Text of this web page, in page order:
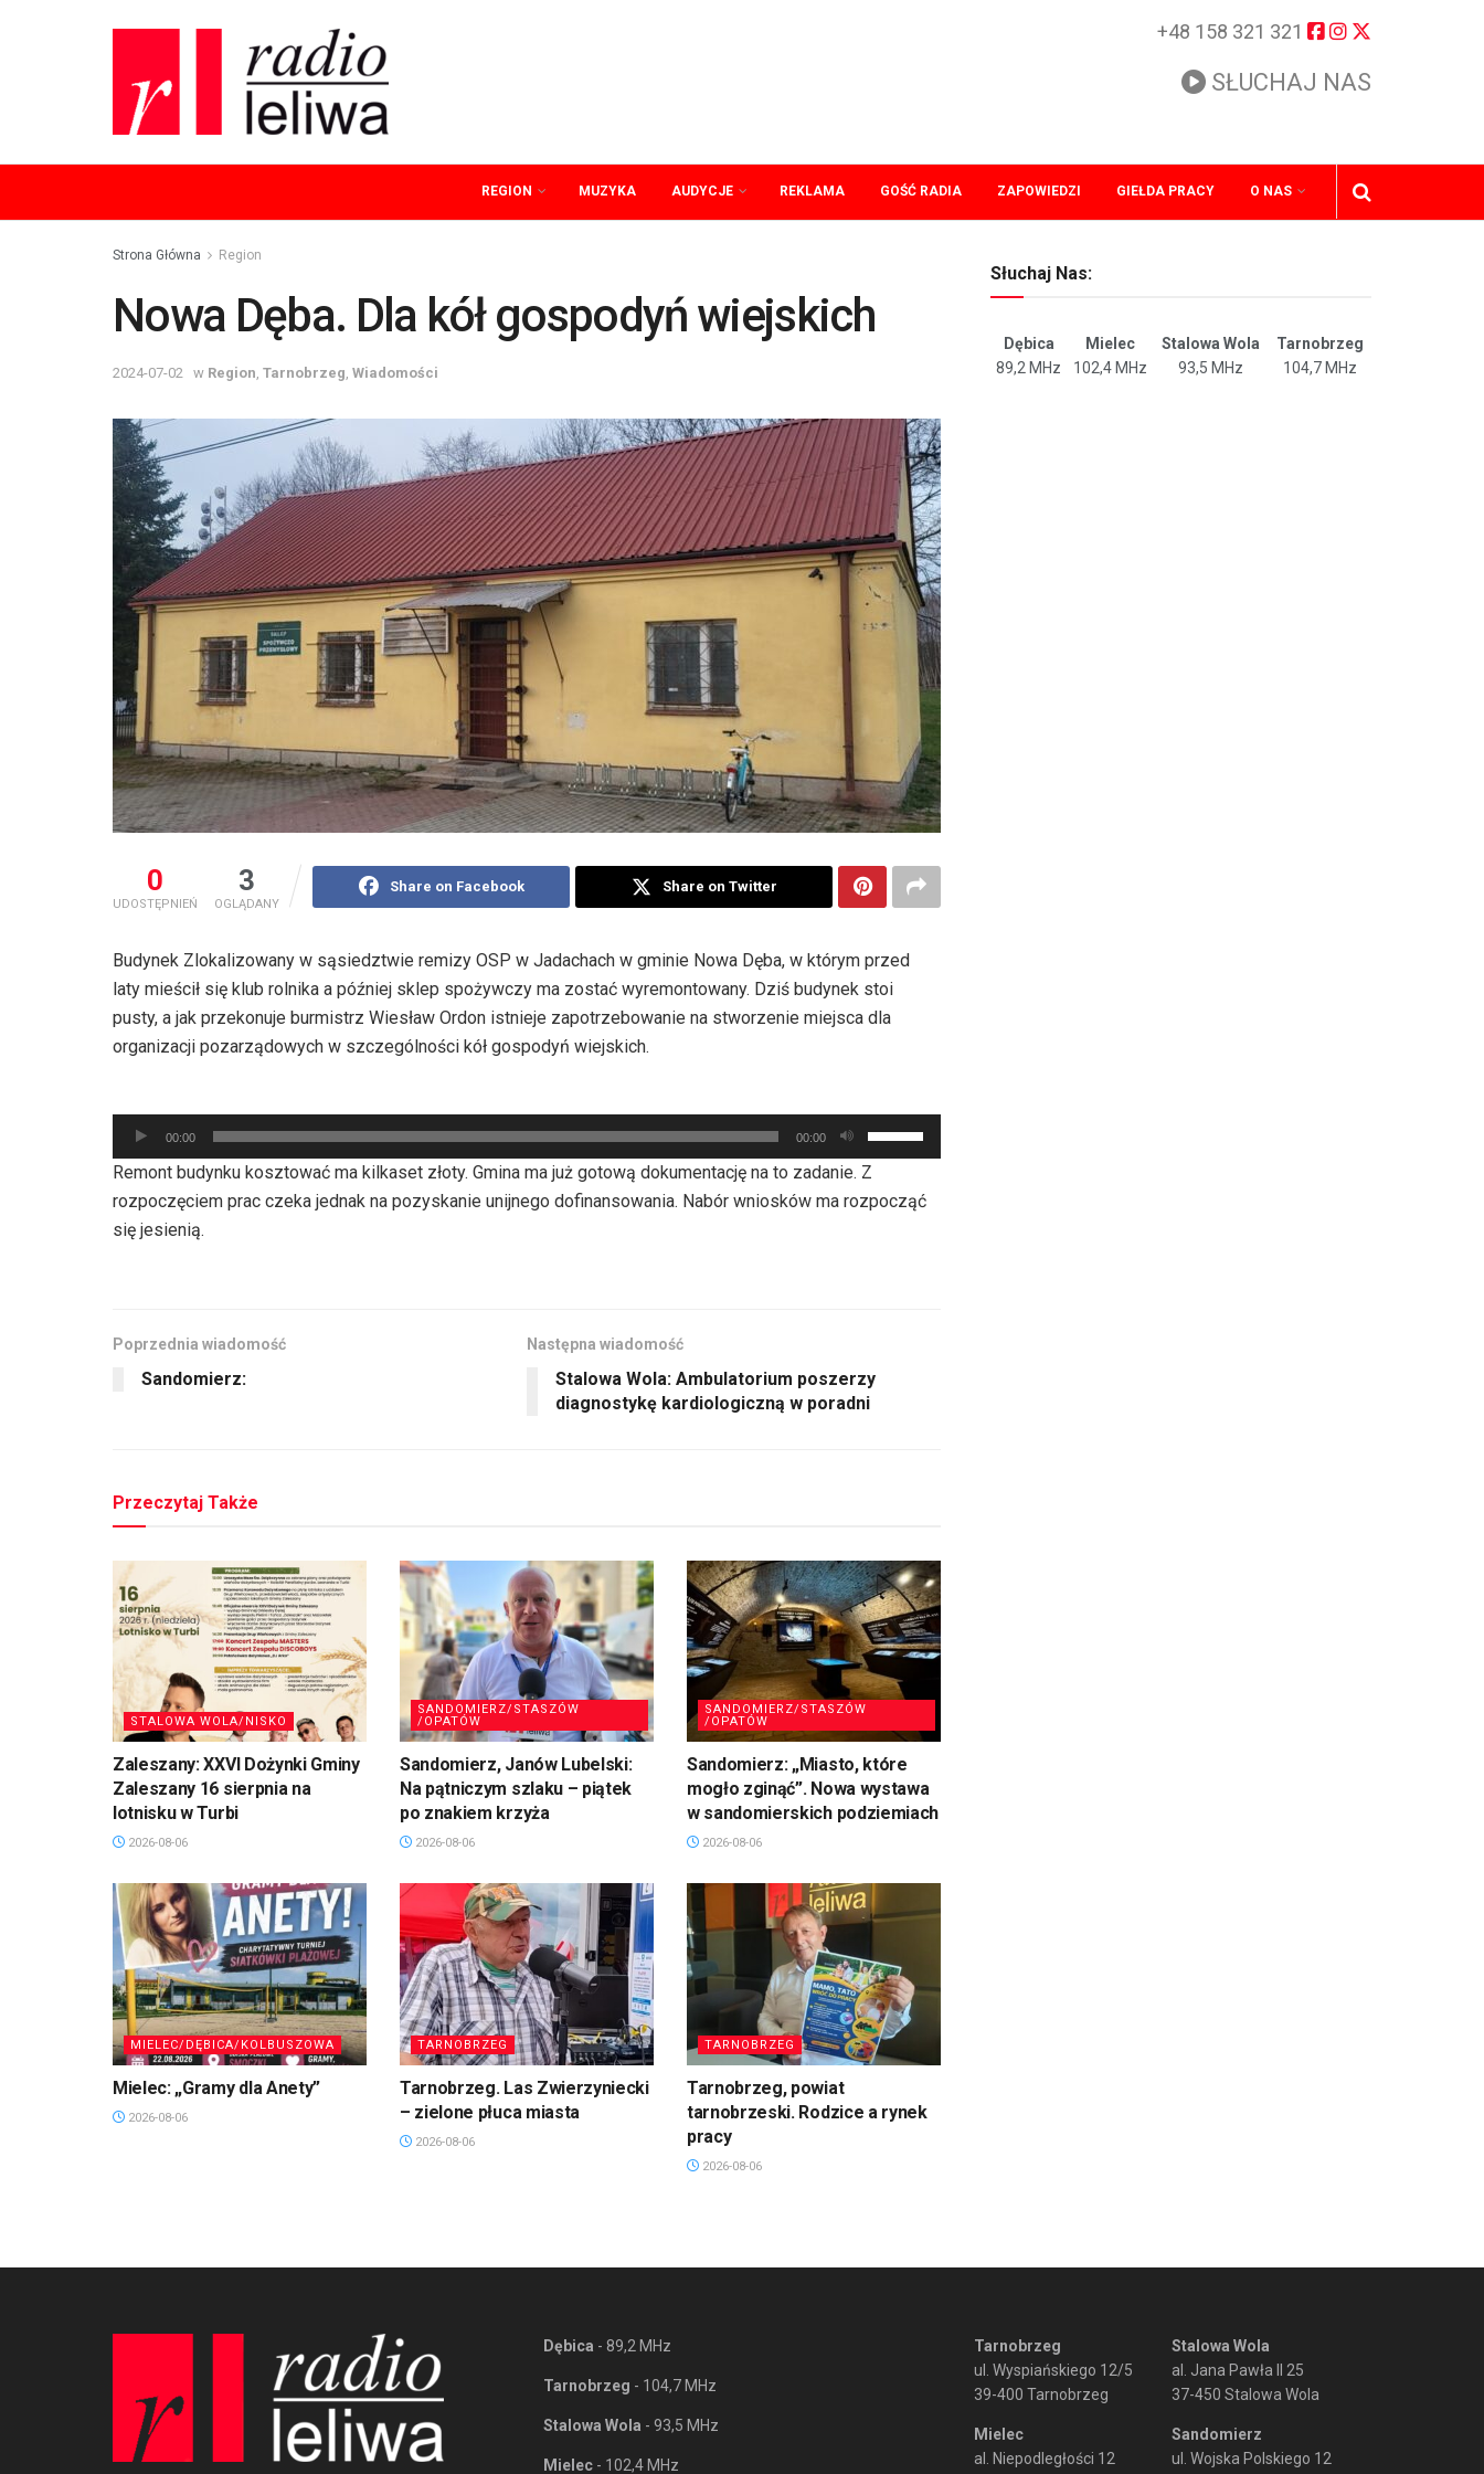
+48 158 321 321
SŁUCHAJ NAS
REGION MUZYKA AUDYCJE REKLAMA GOŚĆ RADIA ZAPOWIEDZI GIEŁDA PRACY O NAS
Strona Główna Region
Nowa Dęba. Dla kół gospodyń wiejskich
2024-07-02 w Region Tarnobrzeg Wiadomości
0
UDOSTĘPNIEŃ
3
OGLĄDANY
Share on Facebook Share on Twitter
Budynek Zlokalizowany w sąsiedztwie remizy OSP w Jadachach w gminie Nowa Dęba, w którym przed
laty mieścił się klub rolnika a później sklep spożywczy ma zostać wyremontowany. Dziś budynek stoi
pusty, a jak przekonuje burmistrz Wiesław Ordon istnieje zapotrzebowanie na stworzenie miejsca dla
organizacji pozarządowych w szczególności kół gospodyń wiejskich.
plików
dźwiękowych
00:00 00:00
strzałek
do
góry
lub
zmniejszyć
Remont budynku kosztować ma kilkaset złoty. Gmina ma już gotową dokumentację na to zadanie. Z
rozpoczęciem prac czeka jednak na pozyskanie unijnego dofinansowania. Nabór wniosków ma rozpocząć
się jesienią.
Poprzednia wiadomość
Sandomierz:
Następna wiadomość
Stalowa Wola: Ambulatorium poszerzy
diagnostykę kardiologiczną w poradni
Przeczytaj Także
STALOWA WOLA/NISKO
Zaleszany: XXVI Dożynki Gminy
Zaleszany 16 sierpnia na
lotnisku w Turbi
2026-08-06
SANDOMIERZ/STASZÓW
/OPATÓW
Sandomierz, Janów Lubelski:
Na pątniczym szlaku – piątek
po znakiem krzyża
2026-08-06
SANDOMIERZ/STASZÓW
/OPATÓW
Sandomierz: „Miasto, które
mogło zginąć”. Nowa wystawa
w sandomierskich podziemiach
2026-08-06
MIELEC/DĘBICA/KOLBUSZOWA
Mielec: „Gramy dla Anety”
2026-08-06
TARNOBRZEG
Tarnobrzeg. Las Zwierzyniecki
– zielone płuca miasta
2026-08-06
TARNOBRZEG
Tarnobrzeg, powiat
tarnobrzeski. Rodzice a rynek
pracy
2026-08-06
Słuchaj Nas:
Dębica Mielec Stalowa Wola
Tarnobrzeg
89,2 MHz
102,4 MHz 93,5 MHz 104,7 MHz
Dębica - 89,2 MHz
Tarnobrzeg - 104,7 MHz
Stalowa Wola - 93,5 MHz
Mielec - 102,4 MHz
Tarnobrzeg
ul. Wyspiańskiego 12/5
39-400 Tarnobrzeg
Mielec
al. Niepodległości 12
Stalowa Wola
al. Jana Pawła II 25
37-450 Stalowa Wola
Sandomierz
ul. Wojska Polskiego 12